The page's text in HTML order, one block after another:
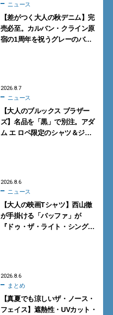
ニュース
【差がつく大人の秋デニム】完
売必至。カルバン・クライン原
宿の1周年を祝うグレーのバ
2026.8.7
ニュース
【大人のブルックス ブラザー
ズ】名品を「黒」で別注。アダ
ム エ ロペ限定のシャツ＆ジャ
2026.8.6
ニュース
【大人の映画Tシャツ】西山徹
が手掛ける「バッファ」が
『ドゥ・ザ・ライト・シング』
2026.8.6
まとめ
【真夏でも涼しいザ・ノース・
フェイス】遮熱性・UVカット・